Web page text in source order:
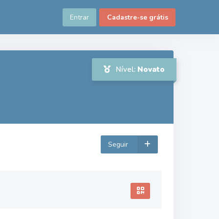
Entrar Cadastre-se grátis
Nível: Novato
Seguir